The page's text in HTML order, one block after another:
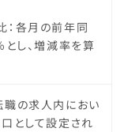
：各月の前年同
し、増減率を算
職の求人内におい
として設定され